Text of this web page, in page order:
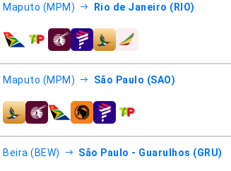
Maputo (MPM) Rio de Janeiro (RIO)
companhias aéreas
Maputo (MPM) São Paulo (SAO)
companhias aéreas
Beira (BEW) São Paulo - Guarulhos (GRU)